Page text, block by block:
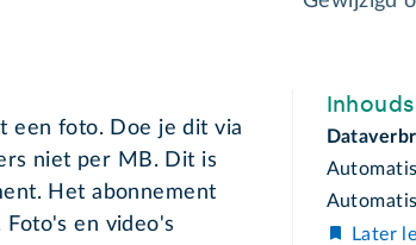
een foto. Doe je dit via
niet per MB. Dit is
Het abonnement
Foto's en video's
Later